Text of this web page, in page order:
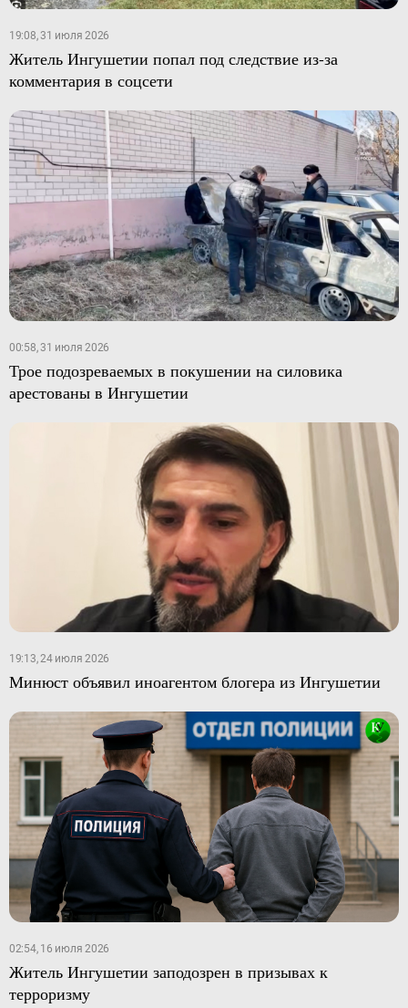
19:08, 31 июля 2026
Житель Ингушетии попал под следствие из-за
комментария в соцсети
00:58, 31 июля 2026
Трое подозреваемых в покушении на силовика
арестованы в Ингушетии
19:13, 24 июля 2026
Минюст объявил иноагентом блогера из Ингушетии
02:54, 16 июля 2026
Житель Ингушетии заподозрен в призывах к
терроризму